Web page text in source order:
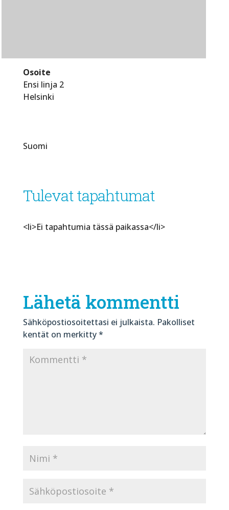
Osoite
Ensi linja 2
Helsinki
Suomi
Tulevat tapahtumat
<li>Ei tapahtumia tässä paikassa</li>
Lähetä kommentti
Sähköpostiosoitettasi ei julkaista. Pakolliset
kentät on merkitty*